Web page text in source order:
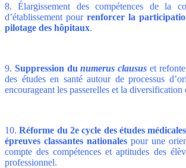
8. Élargissement des compétences de la
d’établissement pour renforcer la
pilotage des hôpitaux.
9. Suppression dunumerus clausus et
des études en santé autour de processus
encourageant les passerelles et la diversification
10.Réforme du 2e cycle des études
épreuves classantes nationales pour une
compte des compétences et aptitudes des
professionnel.